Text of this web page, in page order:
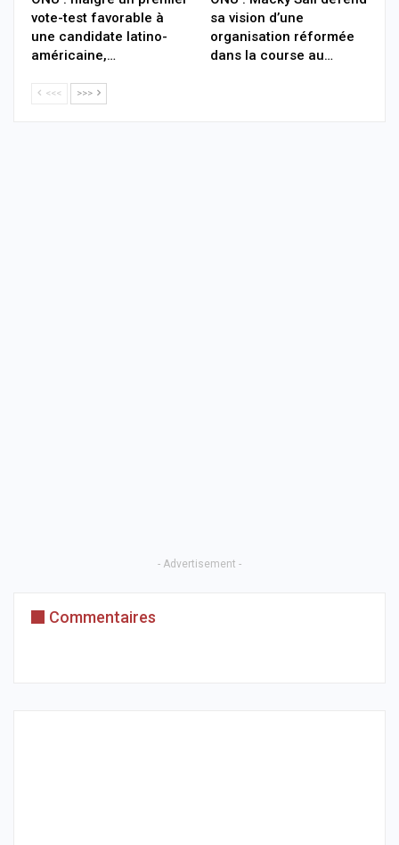
vote-test favorable à
une candidate latino-
américaine,…
sa vision d’une
organisation réformée
dans la course au…
<<< >>>
- Advertisement -
Commentaires